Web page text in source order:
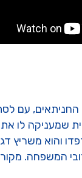
עם
שמעניקה לו
והוא משריץ
המשפחה.